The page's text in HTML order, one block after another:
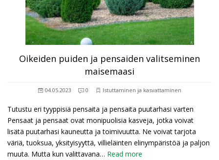
Oikeiden puiden ja pensaiden valitseminen
maisemaasi
04.05.2023 0 Istuttaminen ja kasvattaminen
Tutustu eri tyyppisiä pensaita ja pensaita puutarhasi varten
Pensaat ja pensaat ovat monipuolisia kasveja, jotka voivat
lisätä puutarhasi kauneutta ja toimivuutta. Ne voivat tarjota
väriä, tuoksua, yksityisyyttä, villieläinten elinympäristöä ja paljon
muuta. Mutta kun valittavana… Read more